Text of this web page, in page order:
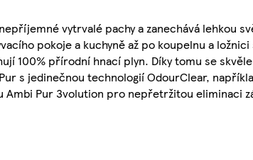
vytrvalé pachy a zanechává lehkou
pokoje a kuchyně až po koupelnu a
100% přírodní hnací plyn. Díky tomu se
s jedinečnou technologií OdourClear,
Pur 3volution pro nepřetržitou eliminaci